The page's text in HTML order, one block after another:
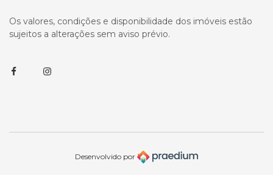
Os valores, condições e disponibilidade dos imóveis estão
sujeitos a alterações sem aviso prévio.
FacebookInstagram
Desenvolvido por